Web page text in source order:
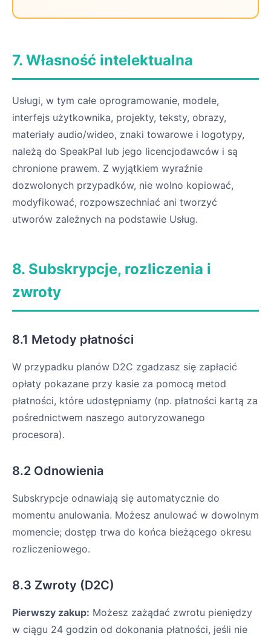
7. Własność intelektualna
Usługi, w tym całe oprogramowanie, modele,
interfejs użytkownika, projekty, teksty, obrazy,
materiały audio/wideo, znaki towarowe i logotypy,
należą do SpeakPal lub jego licencjodawców i są
chronione prawem. Z wyjątkiem wyraźnie
dozwolonych przypadków, nie wolno kopiować,
modyfikować, rozpowszechniać ani tworzyć
utworów zależnych na podstawie Usług.
8. Subskrypcje, rozliczenia i
zwroty
8.1 Metody płatności
W przypadku planów D2C zgadzasz się zapłacić
opłaty pokazane przy kasie za pomocą metod
płatności, które udostępniamy (np. płatności kartą za
pośrednictwem naszego autoryzowanego
procesora).
8.2 Odnowienia
Subskrypcje odnawiają się automatycznie do
momentu anulowania. Możesz anulować w dowolnym
momencie; dostęp trwa do końca bieżącego okresu
rozliczeniowego.
8.3 Zwroty (D2C)
Pierwszy zakup: Możesz zażądać zwrotu pieniędzy
w ciągu 24 godzin od dokonania płatności, jeśli nie